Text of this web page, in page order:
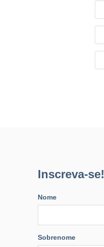
Inscreva-se!
Nome
Sobrenome